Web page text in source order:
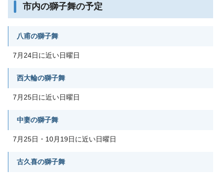
市内の獅子舞の予定
八甫の獅子舞
7月24日に近い日曜日
西大輪の獅子舞
7月25日に近い日曜日
中妻の獅子舞
7月25日・10月19日に近い日曜日
古久喜の獅子舞